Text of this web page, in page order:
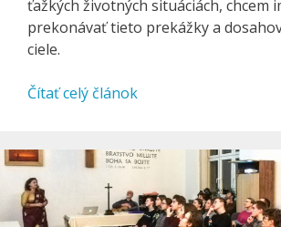
ťažkých životných situáciách, chcem
prekonávať tieto prekážky a
ciele.
Čítať celý článok